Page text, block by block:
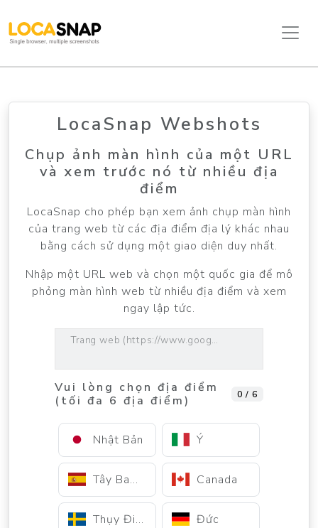
LocaSnap Webshots
Chụp ảnh màn hình của một URL
và xem trước nó từ nhiều địa
điểm
LocaSnap cho phép bạn xem ảnh chụp màn hình
của trang web từ các địa điểm địa lý khác nhau
bằng cách sử dụng một giao diện duy nhất.
Nhập một URL web và chọn một quốc gia để mô
phỏng màn hình web từ nhiều địa điểm và xem
ngay lập tức.
Trang web (https://www.google.com)
Vui lòng chọn địa điểm
(tối đa 6 địa điểm)
0 / 6
Nhật Bản Ý
Tây Ban Nha Canada
Thụy Điển Đức